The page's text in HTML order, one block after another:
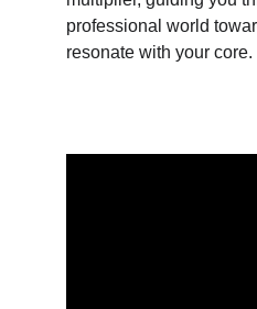
professional world
resonate with your core.